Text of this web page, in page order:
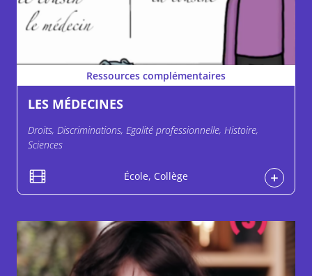
Ressources complémentaires
LES MÉDECINES
Droits, Discriminations, Egalité professionnelle, Histoire,
Sciences
École, Collège